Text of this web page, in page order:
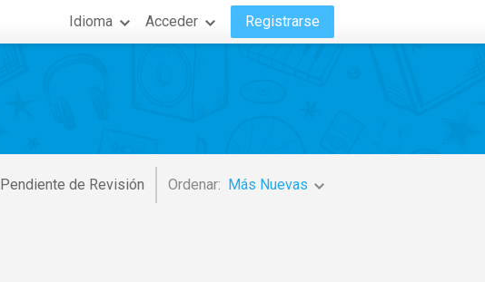
Idioma Acceder Registrarse
Pendiente de Revisión Ordenar: Más Nuevas